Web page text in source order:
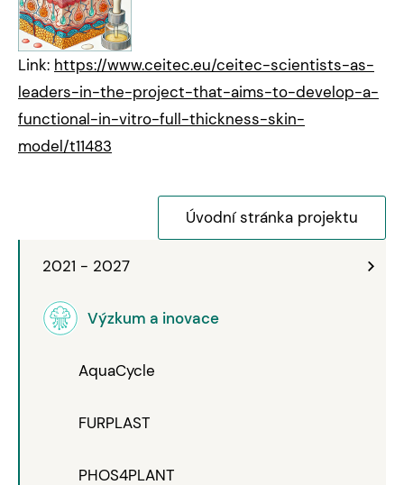
2021 - 2027
Výzkum a inovace
AquaCycle
FURPLAST
PHOS4PLANT
Link: https://www.ceitec.eu/ceitec-scientists-as-
leaders-in-the-project-that-aims-to-develop-a-
functional-in-vitro-full-thickness-skin-
model/t11483
Úvodní stránka projektu